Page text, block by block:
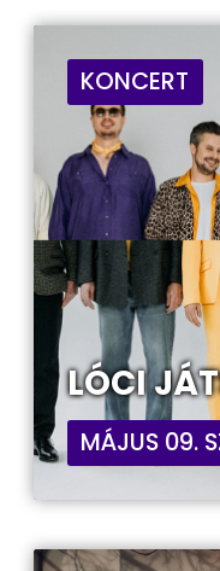
KONCERT
LÓCI
MÁJUS 09.